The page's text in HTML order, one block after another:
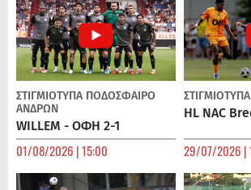
ΣΤΙΓΜΙΟΤΥΠΑ ΠΟΔΌΣΦΑΙΡΟ
ΑΝΔΡΏΝ
WILLEM - ΟΦΗ 2-1
01/08/2026 | 15:00
ΣΤΙΓΜΙΟΤΥΠΑ
HL NAC
29/07/2026 |